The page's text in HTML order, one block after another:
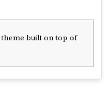
theme built on top of